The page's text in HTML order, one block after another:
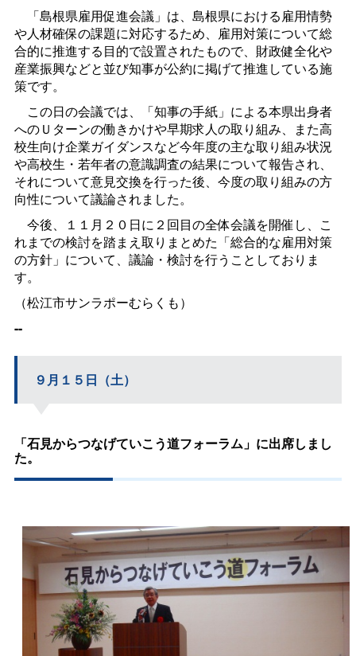
「島根県雇用促進会議」は、島根県における雇用情勢
や人材確保の課題に対応するため、雇用対策について総
合的に推進する目的で設置されたもので、財政健全化や
産業振興などと並び知事が公約に掲げて推進している施
策です。
この日の会議では、「知事の手紙」による本県出身者
へのＵターンの働きかけや早期求人の取り組み、また高
校生向け企業ガイダンスなど今年度の主な取り組み状況
や高校生・若年者の意識調査の結果について報告され、
それについて意見交換を行った後、今度の取り組みの方
向性について議論されました。
今後、１１月２０日に２回目の全体会議を開催し、こ
れまでの検討を踏まえ取りまとめた「総合的な雇用対策
の方針」について、議論・検討を行うことしておりま
す。
（松江市サンラポーむらくも）
--
９月１５日（土）
「石見からつなげていこう道フォーラム」に出席しまし
た。